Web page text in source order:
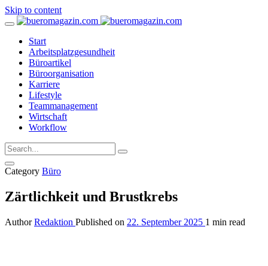
Skip to content
Start
Arbeitsplatzgesundheit
Büroartikel
Büroorganisation
Karriere
Lifestyle
Teammanagement
Wirtschaft
Workflow
Category Büro
Zärtlichkeit und Brustkrebs
Author Redaktion Published on 22. September 2025 1 min read